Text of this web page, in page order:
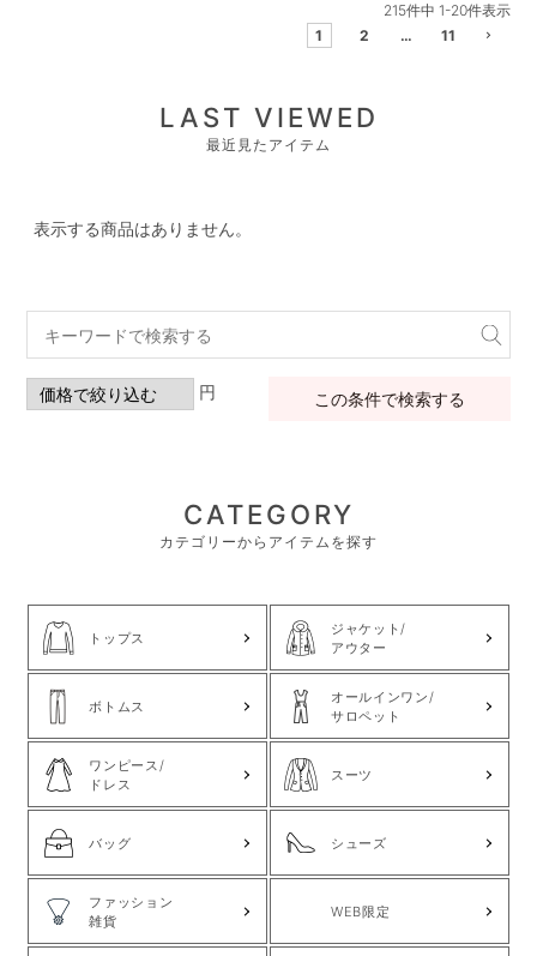
215件中 1-20件表示
1
2 … 11
LAST VIEWED
最近見たアイテム
表示する商品はありません。
円 この条件で検索する
CATEGORY
カテゴリーからアイテムを探す
トップス
ジャケット/
アウター
ボトムス
オールインワン/
サロペット
ワンピース/
ドレス
スーツ
バッグ シューズ
ファッション
雑貨
WEB限定